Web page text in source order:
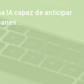
IA capaz de anticipar